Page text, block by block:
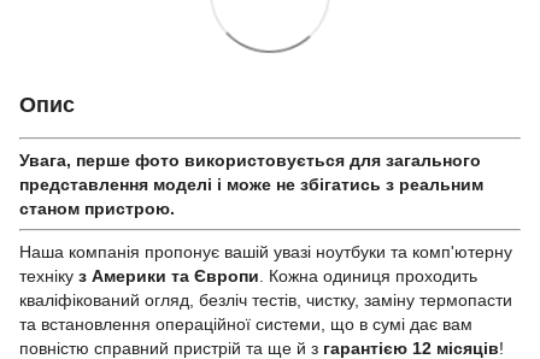
Опис
Увага, перше фото використовується для загального
представлення моделі і може не збігатись з реальним
станом приcтрою.
Наша компанія пропонує вашій увазі ноутбуки та комп'ютерну
техніку з Америки та Європи . Кожна одиниця проходить
кваліфікований огляд, безліч тестів, чистку, заміну термопасти
та встановлення операційної системи, що в сумі дає вам
повністю справний пристрій та ще й з гарантією 12 місяців!